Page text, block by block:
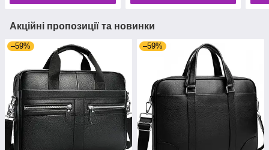
Акційні пропозиції та новинки
–59% –59%